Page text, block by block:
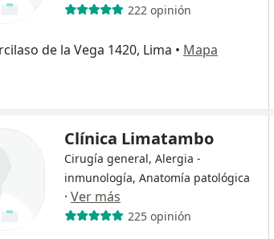
222 opinión
de la Vega 1420, Lima • Mapa
Clínica Limatambo
Cirugía general, Alergia -
inmunología, Anatomía patológica
· Ver más
225 opinión